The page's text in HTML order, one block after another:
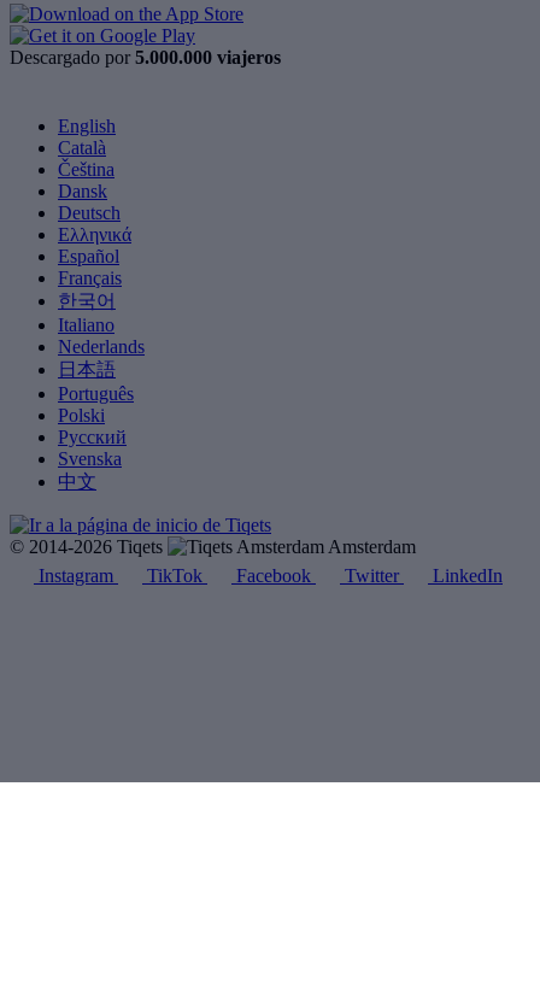
Descargado por 5.000.000 viajeros
English
Català
Čeština
Dansk
Deutsch
Ελληνικά
Español
Français
한국어
Italiano
Nederlands
日本語
Português
Polski
Русский
Svenska
中文
© 2014-2026 Tiqets
Amsterdam
Instagram
TikTok Facebook Twitter LinkedIn